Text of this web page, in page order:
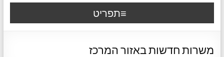
תפריט
משרות חדשות באזור המרכז